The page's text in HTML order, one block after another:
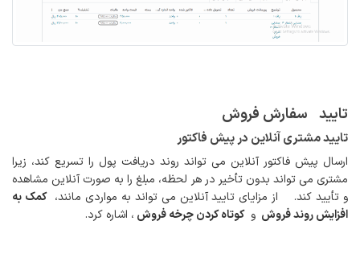
تایید سفارش فروش
تایید مشتری آنلاین در پیش فاکتور
ارسال پیش فاکتور آنلاین می تواند روند دریافت پول را تسریع کند، زیرا
مشتری می تواند بدون تأخیر در هر لحظه، مبلغ را به صورت آنلاین مشاهده
و تأیید کند.
از مزایای تایید آنلاین می تواند به مواردی مانند،کمک به
افزایش روند فروش وکوتاه کردن چرخه فروش ، اشاره کرد.